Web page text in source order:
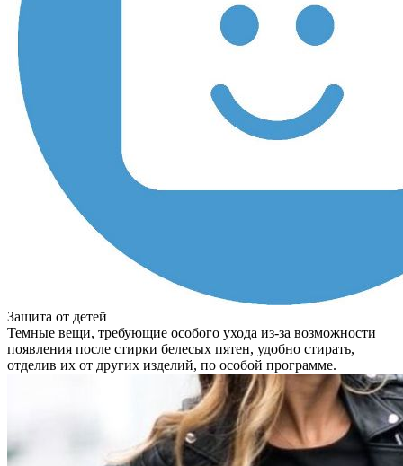
Защита от детей
Темные вещи, требующие особого ухода из-за возможности
появления после стирки белесых пятен, удобно стирать,
отделив их от других изделий, по особой программе.